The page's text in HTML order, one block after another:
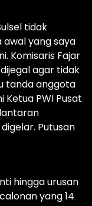
tidak
awal yang saya
Komisaris Fajar
agar tidak
tanda anggota
PWI Pusat
Putusan
hingga urusan
yang 14